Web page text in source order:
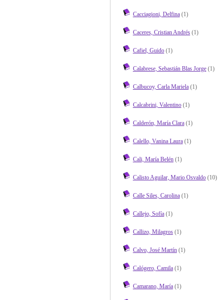
Cacciagioni, Delfina(1)
Caceres, Cristian Andrés(1)
Cafiel, Guido(1)
Calabrese, Sebastián Blas Jorge(1)
Calbucoy, Carla Mariela(1)
Calcabrini, Valentino(1)
Calderón, María Clara(1)
Calello, Vanina Laura(1)
Cali, María Belén(1)
Calisto Aguilar, Mario Osvaldo(10)
Calle Siles, Carolina(1)
Callejo, Sofía(1)
Callizo, Milagros(1)
Calvo, José Martín(1)
Calógero, Camila(1)
Camarano, María(1)